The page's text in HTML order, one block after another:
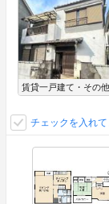
賃貸一戸建て・その他
チェックを入れ